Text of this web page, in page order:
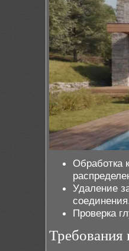
Обработка
Удаление
Проверка